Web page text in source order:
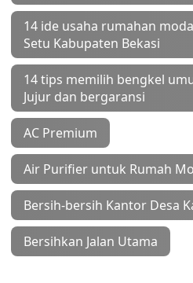
14 ide usaha rumahan
Setu Kabupaten Bekasi
14 tips memilih bengkel
Jujur dan bergaransi
AC Premium
Air Purifier untuk Rumah
Bersih-bersih Kantor Desa
Bersihkan Jalan Utama